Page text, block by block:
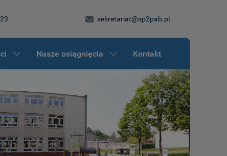
sekretariat@sp2pab.pl
Nasze osiągnięcia Kontakt